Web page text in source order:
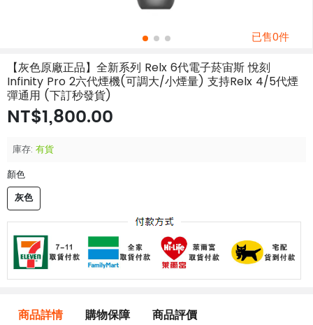
已售0件
【灰色原廠正品】全新系列 Relx 6代電子菸宙斯 悅刻
Infinity Pro 2六代煙機(可調大/小煙量) 支持Relx 4/5代煙
彈通用 (下訂秒發貨)
NT$1,800.00
庫存: 有貨
顏色
灰色
商品詳情 購物保障 商品評價